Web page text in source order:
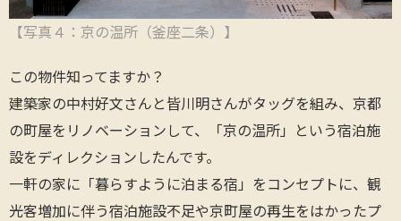
【写真４：京の温所（釜座二条） 】
この物件知ってますか？
建築家の中村好文さんと皆川明さんがタッグを組み、京都
の町屋をリノベーションして、「京の温所」という宿泊施
設をディレクションしたんです。
一軒の家に「暮らすように泊まる宿」をコンセプトに、観
光客増加に伴う宿泊施設不足や京町屋の再生をはかったプ